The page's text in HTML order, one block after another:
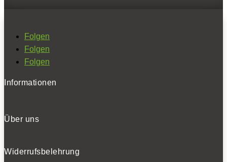
Folgen
Folgen
Folgen
Informationen
Über uns
Widerrufsbelehrung